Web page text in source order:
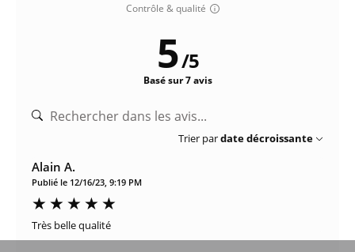
Contrôle & qualité
5/5
Basé sur 7 avis
Trier pardate décroissante
Alain A.
Publié le 12/16/23, 9:19 PM
Très belle qualité